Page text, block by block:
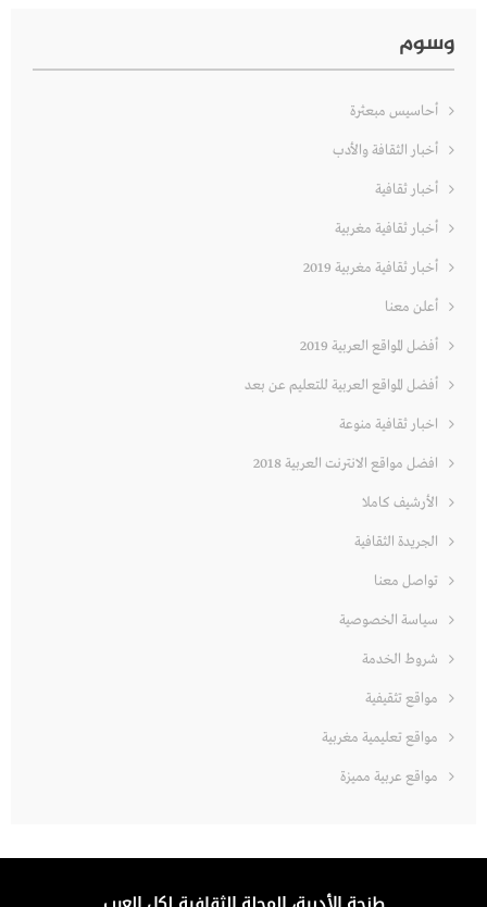
وسوم
أحاسيس مبعثرة
أخبار الثقافة والأدب
أخبار ثقافية
أخبار ثقافية مغربية
أخبار ثقافية مغربية 2019
أعلن معنا
أفضل المواقع العربية 2019
أفضل المواقع العربية للتعليم عن بعد
اخبار ثقافية منوعة
افضل مواقع الانترنت العربية 2018
الأرشيف كاملا
الجريدة الثقافية
تواصل معنا
سياسة الخصوصية
شروط الخدمة
مواقع تثقيفية
مواقع تعليمية مغربية
مواقع عربية مميزة